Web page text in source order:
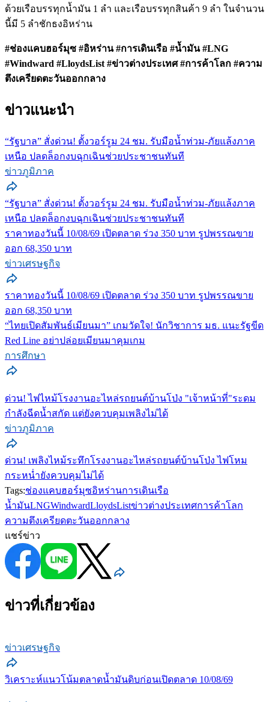
ด้วยเรือบรรทุกน้ำมัน 1 ลำ และเรือบรรทุกสินค้า 9 ลำ ในจำนวน
นี้มี 5 ลำชักธงอิหร่าน
#ช่องแคบฮอร์มุซ #อิหร่าน #การเดินเรือ #น้ำมัน #LNG
#Windward #LloydsList #ข่าวต่างประเทศ #การค้าโลก #ความ
ตึงเครียดตะวันออกกลาง
ข่าวแนะนำ
“รัฐบาล” สั่งด่วน! ตั้งวอร์รูม 24 ชม. รับมือน้ำท่วม-ภัยแล้งภาค
เหนือ ปลดล็อกงบฉุกเฉินช่วยประชาชนทันที
ข่าวภูมิภาค
“รัฐบาล” สั่งด่วน! ตั้งวอร์รูม 24 ชม. รับมือน้ำท่วม-ภัยแล้งภาค
เหนือ ปลดล็อกงบฉุกเฉินช่วยประชาชนทันที
ราคาทองวันนี้ 10/08/69 เปิดตลาด ร่วง 350 บาท รูปพรรณขาย
ออก 68,350 บาท
ข่าวเศรษฐกิจ
ราคาทองวันนี้ 10/08/69 เปิดตลาด ร่วง 350 บาท รูปพรรณขาย
ออก 68,350 บาท
“ไทยเปิดสัมพันธ์เมียนมา” เกมวัดใจ! นักวิชาการ มธ. แนะรัฐขีด
Red Line อย่าปล่อยเมียนมาคุมเกม
การศึกษา
ด่วน! ไฟไหม้โรงงานอะไหล่รถยนต์บ้านโป่ง "เจ้าหน้าที่"ระดม
กำลังฉีดน้ำสกัด แต่ยังควบคุมเพลิงไม่ได้
ข่าวภูมิภาค
ด่วน! เพลิงไหม้ระทึกโรงงานอะไหล่รถยนต์บ้านโป่ง ไฟโหม
กระหน่ำยังควบคุมไม่ได้
Tags:ช่องแคบฮอร์มุซอิหร่านการเดินเรือ
น้ำมันLNGWindwardLloydsListข่าวต่างประเทศการค้าโลก
ความตึงเครียดตะวันออกกลาง
แชร์ข่าว
ข่าวที่เกี่ยวข้อง
ข่าวเศรษฐกิจ
วิเคราะห์แนวโน้มตลาดน้ำมันดิบก่อนเปิดตลาด 10/08/69